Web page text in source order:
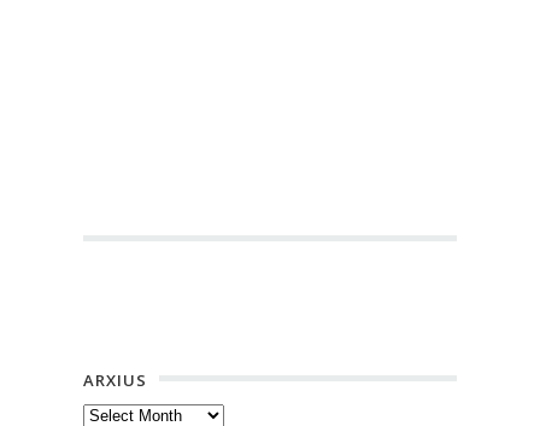
ARXIUS
Arxius